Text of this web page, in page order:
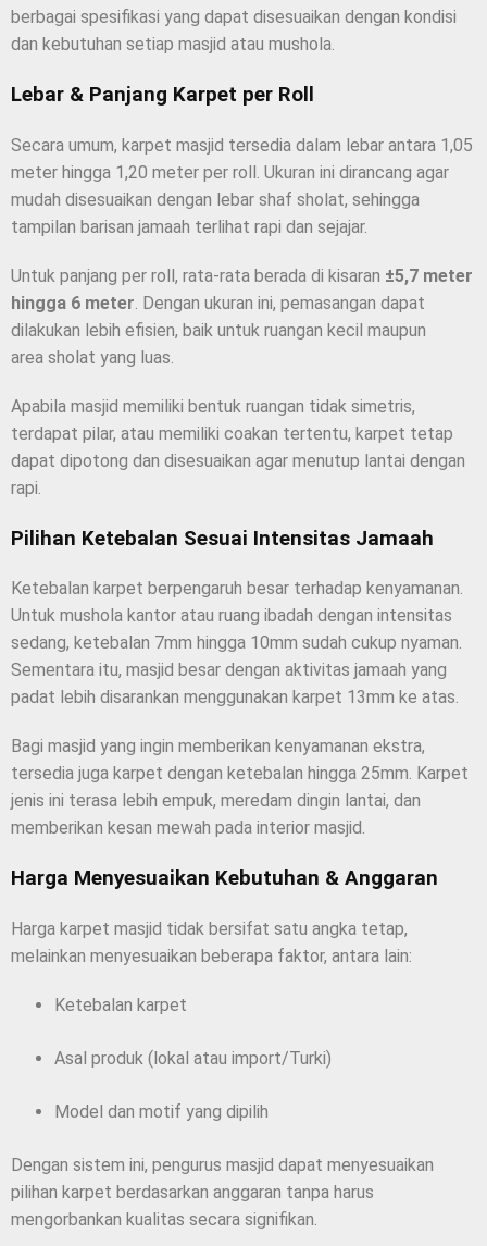
berbagai spesifikasi yang dapat disesuaikan dengan kondisi
dan kebutuhan setiap masjid atau mushola.
Lebar & Panjang Karpet per Roll
Secara umum, karpet masjid tersedia dalam lebar antara 1,05
meter hingga 1,20 meter per roll. Ukuran ini dirancang agar
mudah disesuaikan dengan lebar shaf sholat, sehingga
tampilan barisan jamaah terlihat rapi dan sejajar.
Untuk panjang per roll, rata-rata berada di kisaran ±5,7 meter
hingga 6 meter . Dengan ukuran ini, pemasangan dapat
dilakukan lebih efisien, baik untuk ruangan kecil maupun
area sholat yang luas.
Apabila masjid memiliki bentuk ruangan tidak simetris,
terdapat pilar, atau memiliki coakan tertentu, karpet tetap
dapat dipotong dan disesuaikan agar menutup lantai dengan
rapi.
Pilihan Ketebalan Sesuai Intensitas Jamaah
Ketebalan karpet berpengaruh besar terhadap kenyamanan.
Untuk mushola kantor atau ruang ibadah dengan intensitas
sedang, ketebalan 7mm hingga 10mm sudah cukup nyaman.
Sementara itu, masjid besar dengan aktivitas jamaah yang
padat lebih disarankan menggunakan karpet 13mm ke atas.
Bagi masjid yang ingin memberikan kenyamanan ekstra,
tersedia juga karpet dengan ketebalan hingga 25mm. Karpet
jenis ini terasa lebih empuk, meredam dingin lantai, dan
memberikan kesan mewah pada interior masjid.
Harga Menyesuaikan Kebutuhan & Anggaran
Harga karpet masjid tidak bersifat satu angka tetap,
melainkan menyesuaikan beberapa faktor, antara lain:
Ketebalan karpet
Asal produk (lokal atau import/Turki)
Model dan motif yang dipilih
Dengan sistem ini, pengurus masjid dapat menyesuaikan
pilihan karpet berdasarkan anggaran tanpa harus
mengorbankan kualitas secara signifikan.